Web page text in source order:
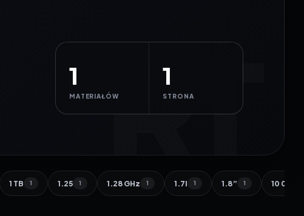
1
MATERIAŁÓW
1
STRONA
1 TB 1 1.25 1 1.28 GHz 1 1.7l 1 1.8” 1 10 000